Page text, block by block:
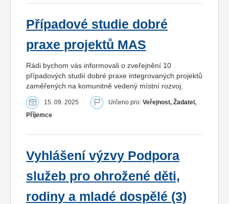
Případové studie dobré
praxe projektů MAS
Rádi bychom vás informovali o zveřejnění 10
případových studií dobré praxe integrovaných projektů
zaměřených na komunitně vedený místní rozvoj.
15. 09. 2025 Určeno pro: Veřejnost, Žadatel,
Příjemce
Vyhlášení výzvy Podpora
služeb pro ohrožené děti,
rodiny a mladé dospělé (3)